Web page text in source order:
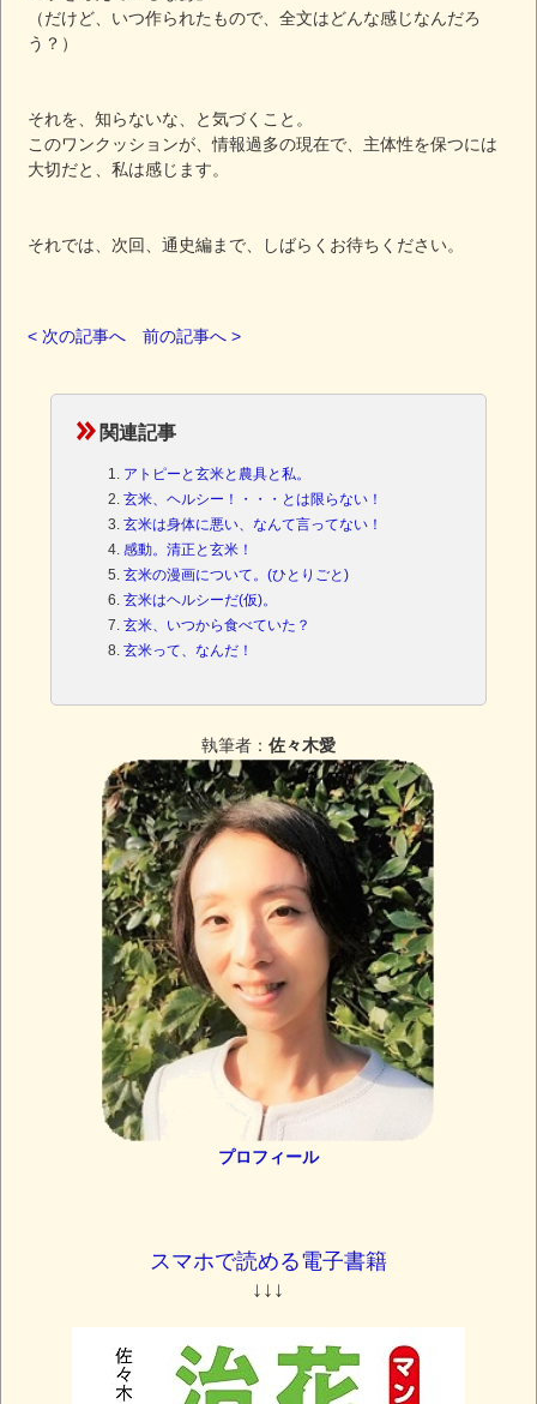
（だけど、いつ作られたもので、全文はどんな感じなんだろ
う？）
それを、知らないな、と気づくこと。
このワンクッションが、情報過多の現在で、主体性を保つには
大切だと、私は感じます。
それでは、次回、通史編まで、しばらくお待ちください。
< 次の記事へ 前の記事へ >
関連記事
アトピーと玄米と農具と私。
玄米、ヘルシー！・・・とは限らない！
玄米は身体に悪い、なんて言ってない！
感動。清正と玄米！
玄米の漫画について。(ひとりごと)
玄米はヘルシーだ(仮)。
玄米、いつから食べていた？
玄米って、なんだ！
執筆者： 佐々木愛
プロフィール
スマホで読める電子書籍
↓↓↓